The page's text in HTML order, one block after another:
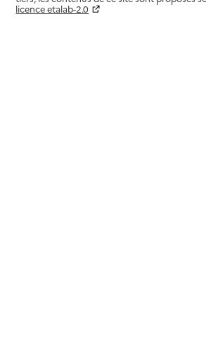
licence etalab-2.0